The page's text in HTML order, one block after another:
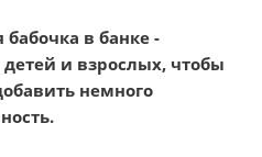
в банке -
и взрослых, чтобы
немного